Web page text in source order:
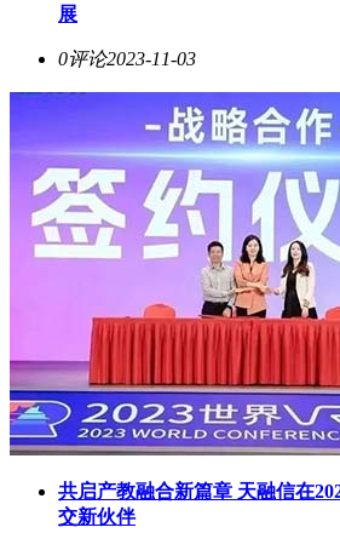
展
0评论2023-11-03
共启产教融合新篇章 天融信在
交新伙伴